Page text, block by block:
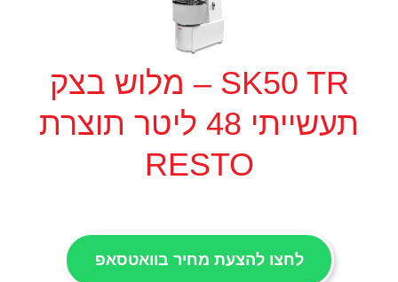
SK50 TR – מלוש בצק
תעשייתי 48 ליטר תוצרת
RESTO
לחצו להצעת מחיר בוואטסאפ